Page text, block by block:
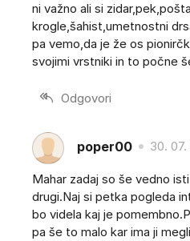
ni važno ali si
krogle,šahist,umetnostni
pa vemo,da je že os
svojimi vrstniki in to počne
Odgovori
poper00 30. 07.
Mahar zadaj so še vedno
drugi.Naj si petka pogleda
bo videla kaj je
pa še to malo kar ima ji